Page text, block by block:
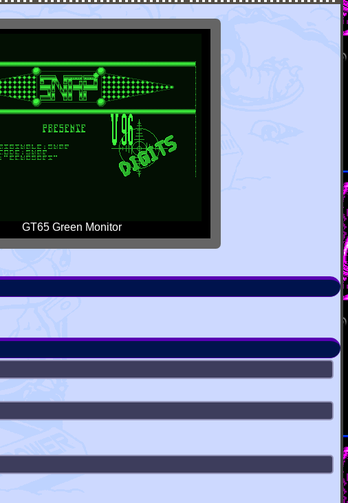
GT65 Green Monitor